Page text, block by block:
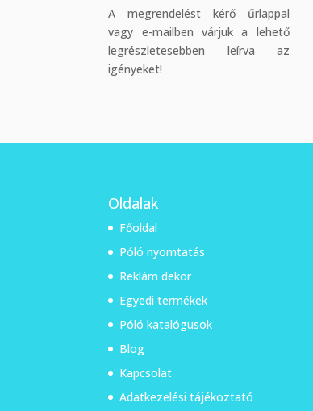
A megrendelést kérő űrlappal
vagy e-mailben várjuk a lehető
legrészletesebben leírva az
igényeket!
Oldalak
Főoldal
Póló nyomtatás
Reklám dekor
Egyedi termékek
Póló katalógusok
Blog
Kapcsolat
Adatkezelési tájékoztató